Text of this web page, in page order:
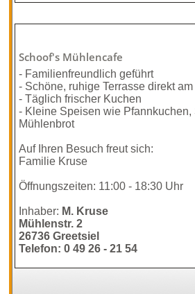
Schoof's Mühlencafe
- Familienfreundlich geführt
- Schöne, ruhige Terrasse direkt am
- Täglich frischer Kuchen
- Kleine Speisen wie
Mühlenbrot
Auf Ihren Besuch freut sich:
Familie Kruse
Öffnungszeiten: 11:00 - 18:30 Uhr
Inhaber: M. Kruse
Mühlenstr. 2
26736 Greetsiel
Telefon: 0 49 26 - 21 54